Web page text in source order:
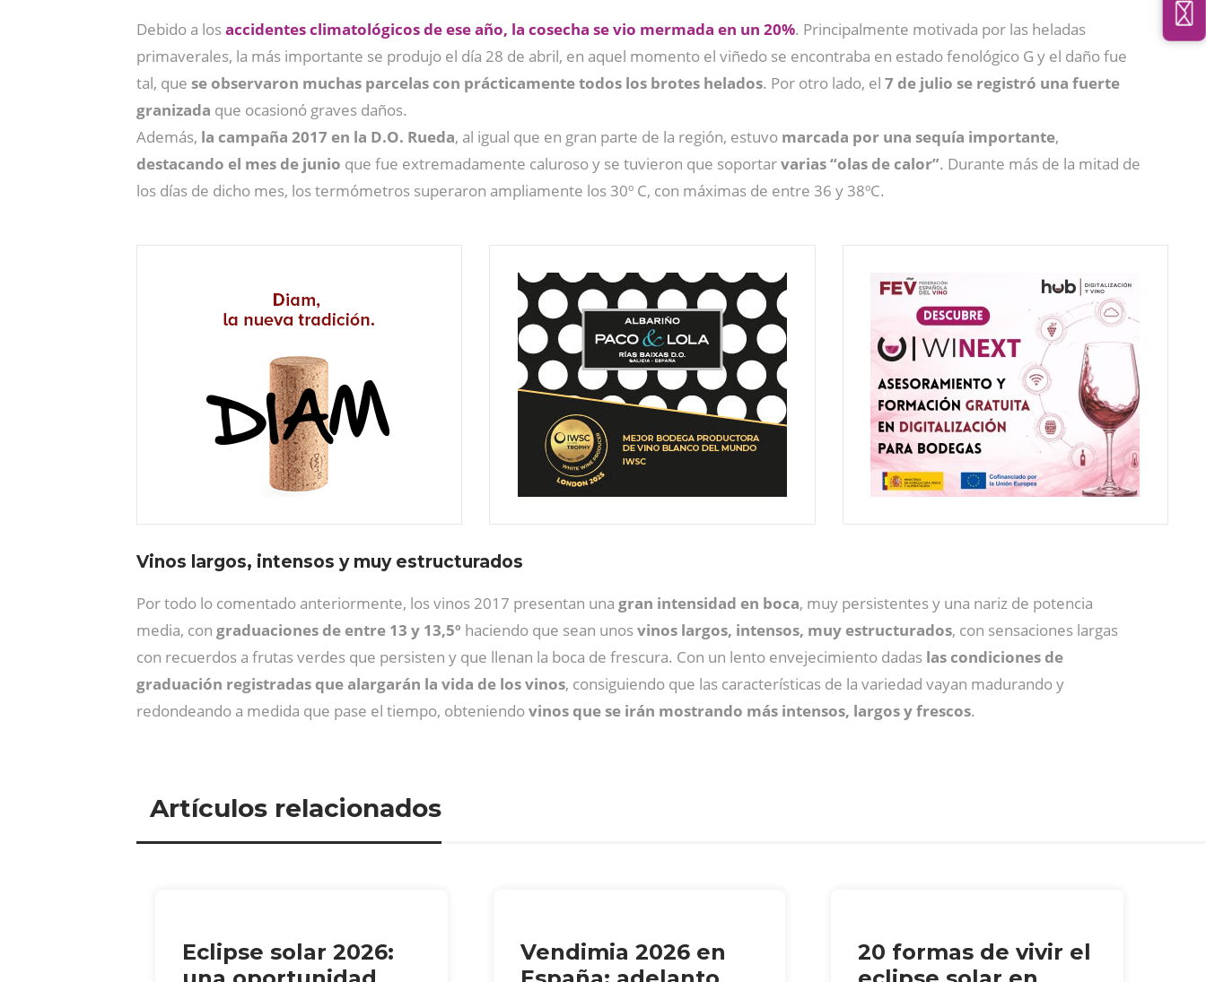
Debido a losaccidentes climatológicos de ese año, la cosecha se vio mermada en un 20%. Principalmente motivada por las heladas
primaverales, la más importante se produjo el día 28 de abril, en aquel momento el viñedo se encontraba en estado fenológico G y el daño fue
tal, que se observaron muchas parcelas con prácticamente todos los brotes helados. Por otro lado, el 7 de julio se registró una fuerte
granizada que ocasionó graves daños.
Además, la campaña 2017 en la D.O. Rueda, al igual que en gran parte de la región, estuvo marcada por una sequía importante,
destacando el mes de junio que fue extremadamente caluroso y se tuvieron que soportarvarias “olas de calor”. Durante más de la mitad de
los días de dicho mes, los termómetros superaron ampliamente los 30º C, con máximas de entre 36 y 38ºC.
Vinos largos, intensos y muy estructurados
Por todo lo comentado anteriormente, los vinos 2017 presentan una gran intensidad en boca, muy persistentes y una nariz de potencia
media, con graduaciones de entre 13 y 13,5º haciendo que sean unosvinos largos, intensos, muy estructurados, con sensaciones largas
con recuerdos a frutas verdes que persisten y que llenan la boca de frescura. Con un lento envejecimiento dadas las condiciones de
graduación registradas que alargarán la vida de los vinos, consiguiendo que las características de la variedad vayan madurando y
redondeando a medida que pase el tiempo, obteniendovinos que se irán mostrando más intensos, largos y frescos.
Artículos relacionados
Eclipse solar 2026:
Vendimia 2026 en
20 formas de vivir el